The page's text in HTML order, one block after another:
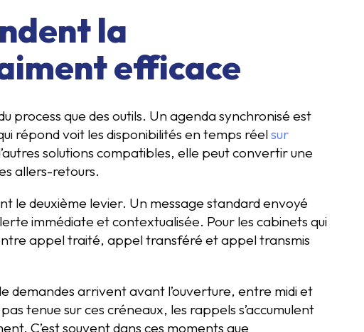
la
efficace
process que des outils. Un agenda synchronisé est
répond voit les disponibilités en temps réelsur
solutions compatibles, elle peut convertir une
allers-retours.
le deuxième levier. Un message standard envoyé
immédiate et contextualisée. Pour les cabinets qui
appel traité, appel transféré et appel transmis
demandes arrivent avant l’ouverture, entre midi et
tenue sur ces créneaux, les rappels s’accumulent
C’est souvent dans ces moments que